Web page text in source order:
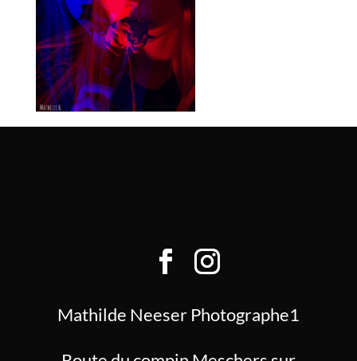
Mathilde Neeser Photographe1